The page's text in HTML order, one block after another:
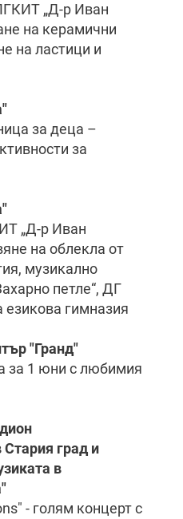
„Д-р Иван
на керамични
на ластици и
за деца –
за
„Д-р Иван
на облекла от
музикално
петле“, ДГ
езикова гимназия
"Гранд"
за 1 юни с любимия
Стария град и
в
- голям концерт с